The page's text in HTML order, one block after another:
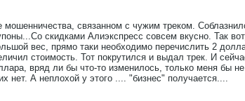
мошенничества, связанном с чужим треком.
скидками Алиэкспресс совсем вкусно. Так
вес, прямо таки необходимо перечислить 2
стоимость. Тот покрутился и выдал трек. И
вряд ли бы что-то изменилось, только меня бы
нет. А неплохой у этого .... "бизнес" получается....